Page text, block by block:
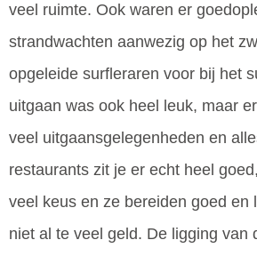
veel ruimte. Ook waren er
strandwachten aanwezig op het
opgeleide surfleraren voor bij het
uitgaan was ook heel leuk, maar
veel uitgaansgelegenheden en
restaurants zit je er echt heel
veel keus en ze bereiden goed en
niet al te veel geld. De ligging van